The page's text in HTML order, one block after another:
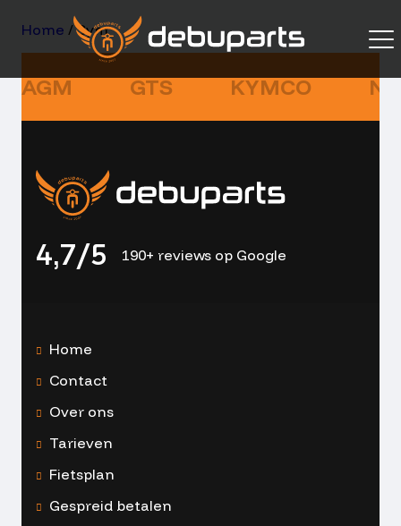
Home / Sym
AGM GTS KYMCO
4,7/5 190+ reviews op Google
Home
Contact
Over ons
Tarieven
Fietsplan
Gespreid betalen